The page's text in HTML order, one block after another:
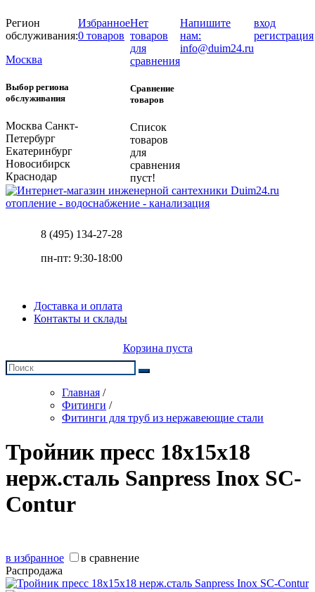
Регион
обслуживания:
Москва
Выбор региона
обслуживания
Москва Санкт-
Петербург
Екатеринбург
Новосибирск
Краснодар
Избранное
0 товаров
Нет
товаров
для
сравнения
Сравнение
товаров
Список
товаров
для
сравнения
пуст!
Напишите
нам:
info@duim24.ru
вход
регистрация
отопление - водоснабжение - канализация
8 (495) 134-27-28
пн-пт: 9:30-18:00
Доставка и оплата
Контакты и склады
Корзина пуста
Главная /
Фитинги /
Фитинги для труб из нержавеющие стали
Тройник пресс 18х15х18
нерж.сталь Sanpress Inox SC-
Contur
в избранное
в сравнение
Распродажа